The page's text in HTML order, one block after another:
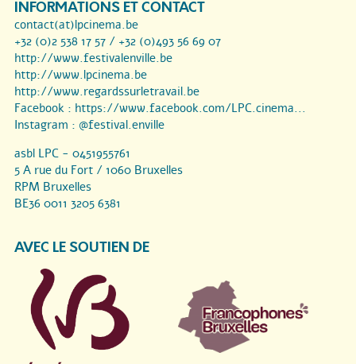
INFORMATIONS ET CONTACT
contact(at)lpcinema.be
+32 (0)2 538 17 57 / +32 (0)493 56 69 07
http://www.festivalenville.be
http://www.lpcinema.be
http://www.regardssurletravail.be
Facebook : https://www.facebook.com/LPC.cinema...
Instagram : @festival.enville
asbl LPC - 0451955761
5 A rue du Fort / 1060 Bruxelles
RPM Bruxelles
BE36 0011 3205 6381
AVEC LE SOUTIEN DE